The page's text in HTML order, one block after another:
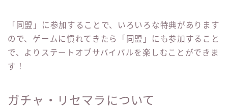
「同盟」に参加することで、いろいろな特典があります
ので、ゲームに慣れてきたら「同盟」にも参加すること
で、よりステートオブサバイバルを楽しむことができま
す！
ガチャ・リセマラについて